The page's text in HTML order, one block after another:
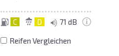
C D 71 dB
Reifen Vergleichen